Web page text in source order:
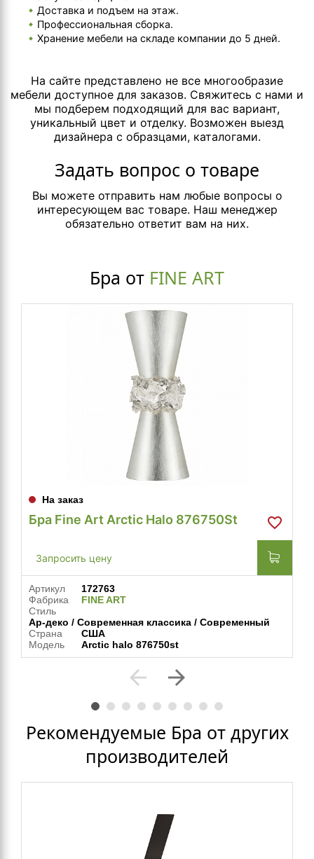
Доставка и подъем на этаж.
Профессиональная сборка.
Хранение мебели на складе компании до 5 дней.
На сайте представлено не все многообразие
мебели доступное для заказов. Свяжитесь с нами и
мы подберем подходящий для вас вариант,
уникальный цвет и отделку. Возможен выезд
дизайнера с образцами, каталогами.
Задать вопрос о товаре
Вы можете отправить нам любые вопросы о
интересующем вас товаре. Наш менеджер
обязательно ответит вам на них.
Бра от FINE ART
На заказ
Бра Fine Art Arctic Halo 876750St
Запросить цену
Артикул
172763
Фабрика
FINE ART
Стиль
Ар-деко / Современная классика / Современный
Страна
США
Модель
Arctic halo 876750st
arrow_back arrow_forward
Рекомендуемые Бра от других
производителей